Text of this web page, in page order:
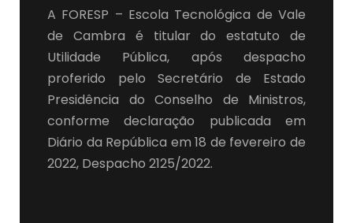
A FORESP – Escola Tecnológica de Vale
de Cambra é titular do estatuto de
Utilidade Pública, após despacho
proferido pelo Secretário de Estado
Presidência do Conselho de Ministros,
conforme declaração publicada em
Diário da República em 18 de fevereiro de
2022, Despacho 2125/2022.